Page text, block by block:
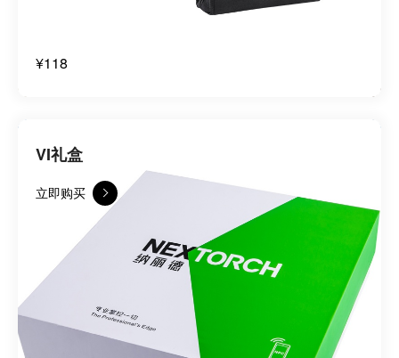
¥118
VI礼盒
立即购买